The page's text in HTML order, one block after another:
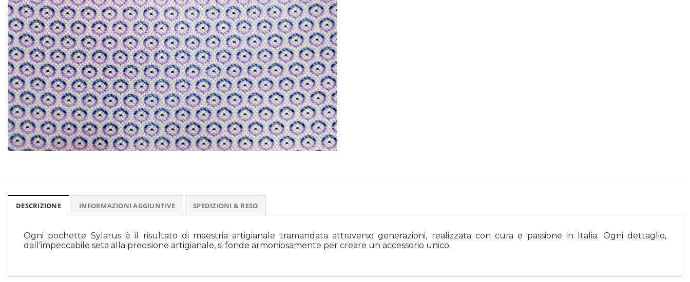
DESCRIZIONE INFORMAZIONI AGGIUNTIVE SPEDIZIONI & RESO
Ogni pochette Sylarus è il risultato di maestria artigianale tramandata attraverso generazioni, realizzata con cura e passione in Italia. Ogni dettaglio,
dall’impeccabile seta alla precisione artigianale, si fonde armoniosamente per creare un accessorio unico.